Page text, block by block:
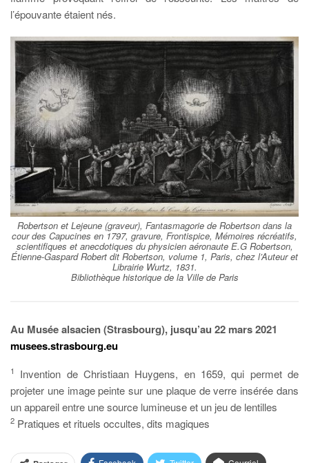
l’épouvante étaient nés.
Robertson et Lejeune (graveur), Fantasmagorie de Robertson dans la
cour des Capucines en 1797, gravure, Frontispice, Mémoires récréatifs,
scientifiques et anecdotiques du physicien aéronaute E.G Robertson,
Étienne-Gaspard Robert dit Robertson, volume 1, Paris, chez l’Auteur et
Librairie Wurtz, 1831.
Bibliothèque historique de la Ville de Paris
Au Musée alsacien (Strasbourg), jusqu’au 22 mars 2021
musees.strasbourg.eu
1
Invention de Christiaan Huygens, en 1659, qui permet de
projeter une image peinte sur une plaque de verre insérée dans
un appareil entre une source lumineuse et un jeu de lentilles
2 Pratiques et rituels occultes, dits magiques